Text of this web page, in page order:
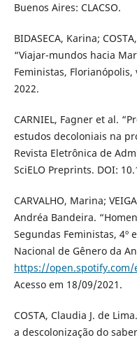
Buenos Aires: CLACSO.
BIDASECA, Karina;
“Viajar-mundos hacia
Feministas,
2022.
CARNIEL, Fagner et al.
estudos decoloniais na
Revista Eletrônica de
SciELO Preprints. DOI:
CARVALHO, Marina;
Andréa Bandeira.
Segundas Feministas, 4º
Nacional de Gênero da
https://open.spotify.com/
Acesso em 18/09/2021.
COSTA, Claudia J. de
a descolonização do